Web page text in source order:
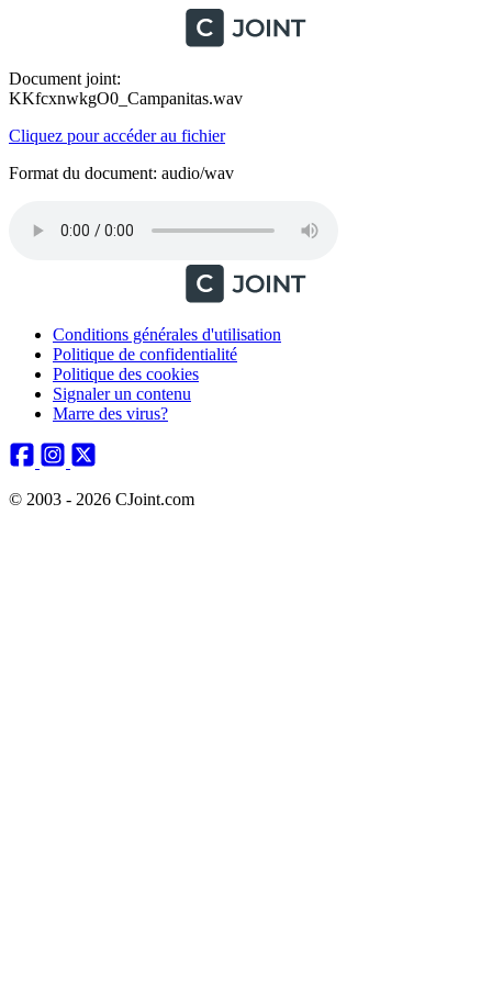
Document joint:
KKfcxnwkgO0_Campanitas.wav
Cliquez pour accéder au fichier
Format du document: audio/wav
Conditions générales d'utilisation
Politique de confidentialité
Politique des cookies
Signaler un contenu
Marre des virus?
© 2003 - 2026 CJoint.com